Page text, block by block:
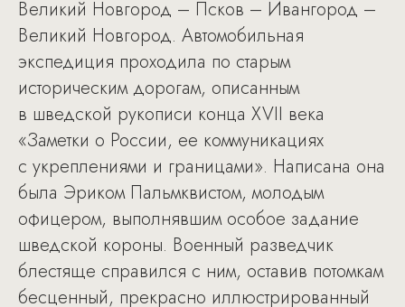
Великий Новгород – Псков – Ивангород –
Великий Новгород. Автомобильная
экспедиция проходила по старым
историческим дорогам, описанным
в шведской рукописи конца XVII века
«Заметки о России, ее коммуникациях
с укреплениями и границами». Написана она
была Эриком Пальмквистом, молодым
офицером, выполнявшим особое задание
шведской короны. Военный разведчик
блестяще справился с ним, оставив потомкам
бесценный, прекрасно иллюстрированный